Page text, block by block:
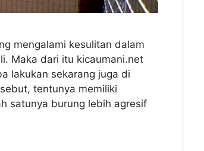
mengalami kesulitan dalam
Maka dari itu kicaumani.net
lakukan sekarang juga di
tentunya memiliki
satunya burung lebih agresif